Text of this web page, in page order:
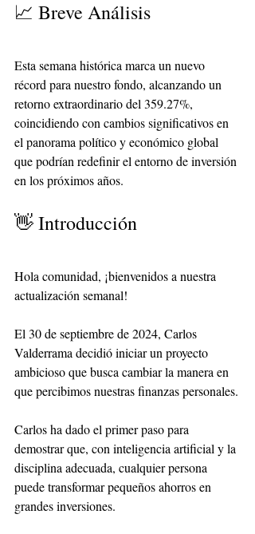
📈 Breve Análisis
Esta semana histórica marca un nuevo
récord para nuestro fondo, alcanzando un
retorno extraordinario del 359.27%,
coincidiendo con cambios significativos en
el panorama político y económico global
que podrían redefinir el entorno de inversión
en los próximos años.
👋 Introducción
Hola comunidad, ¡bienvenidos a nuestra
actualización semanal!
El 30 de septiembre de 2024, Carlos
Valderrama decidió iniciar un proyecto
ambicioso que busca cambiar la manera en
que percibimos nuestras finanzas personales.
Carlos ha dado el primer paso para
demostrar que, con inteligencia artificial y la
disciplina adecuada, cualquier persona
puede transformar pequeños ahorros en
grandes inversiones.